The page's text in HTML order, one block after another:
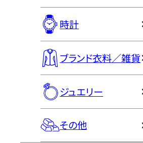
時計
ブランド衣料／雑貨
ジュエリー
その他